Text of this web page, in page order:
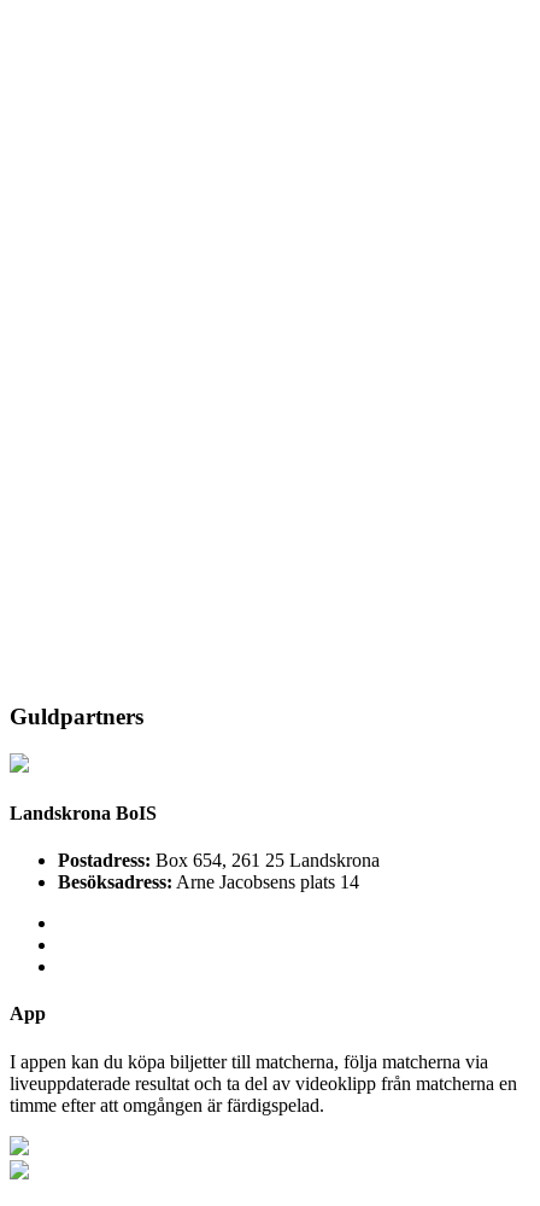
Guldpartners
Landskrona BoIS
Postadress: Box 654, 261 25 Landskrona
Besöksadress: Arne Jacobsens plats 14
App
I appen kan du köpa biljetter till matcherna, följa matcherna via
liveuppdaterade resultat och ta del av videoklipp från matcherna en
timme efter att omgången är färdigspelad.